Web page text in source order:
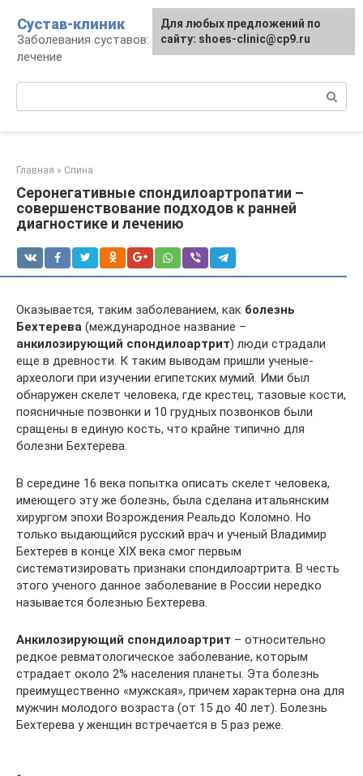
контенту
Сустав-клиник
Заболевания суставов: профилактика и
лечение
Главная » Спина
Серонегативные спондилоартропатии –
совершенствование подходов к ранней
диагностике и лечению
Оказывается, таким заболеванием, как болезнь
Бехтерева (международное название –
анкилозирующий спондилоартрит) люди страдали
еще в древности. К таким выводам пришли ученые-
археологи при изучении египетских мумий. Ими был
обнаружен скелет человека, где крестец, тазовые кости,
поясничные позвонки и 10 грудных позвонков были
сращены в единую кость, что крайне типично для
болезни Бехтерева.
В середине 16 века попытка описать скелет человека,
имеющего эту же болезнь, была сделана итальянским
хирургом эпохи Возрождения Реальдо Коломно. Но
только выдающийся русский врач и ученый Владимир
Бехтерев в конце XIX века смог первым
систематизировать признаки спондилоартрита. В честь
этого ученого данное заболевание в России нередко
называется болезнью Бехтерева.
Анкилозирующий спондилоартрит – относительно
редкое ревматологическое заболевание, которым
страдает около 2% населения планеты. Эта болезнь
преимущественно «мужская», причем характерна она для
мужчин молодого возраста (от 15 до 40 лет). Болезнь
Бехтерева у женщин встречается в 5 раз реже.
Для любых предложений по
сайту: shoes-clinic@cp9.ru